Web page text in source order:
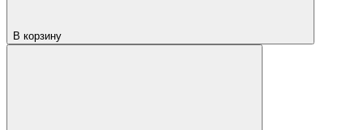
В корзину